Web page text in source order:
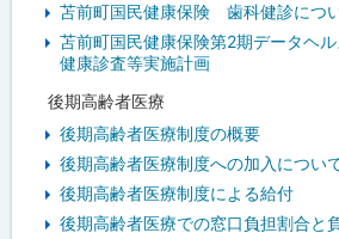
苫前町国民健康保険 歯科健診につ
苫前町国民健康保険第2期データヘ
健康診査等実施計画
後期高齢者医療
後期高齢者医療制度の概要
後期高齢者医療制度への加入につい
後期高齢者医療制度による給付
後期高齢者医療での窓口負担割合と